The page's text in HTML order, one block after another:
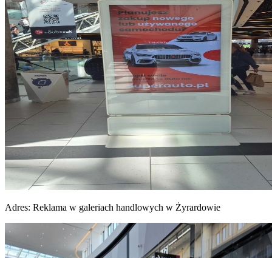
Adres: Reklama w galeriach handlowych w Żyrardowie